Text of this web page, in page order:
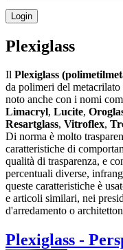
Plexiglass
Il Plexiglass
da polimeri del
noto anche con i nomi
Limacryl, Lucite,
Resartglass, Vitroflex,
Di norma è molto
caratteristiche di
qualità di trasparenza, e
percentuali diverse,
queste caratteristiche è
e articoli similari, nei
d'arredamento o
Plexiglass -